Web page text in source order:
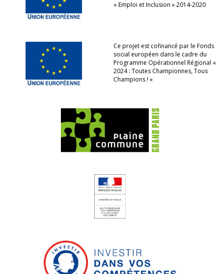
« Emploi et Inclusion » 2014-2020
Ce projet est cofinancé par le Fonds
social européen dans le cadre du
Programme Opérationnel Régional «
2024 : Toutes Championnes, Tous
Champions ! »